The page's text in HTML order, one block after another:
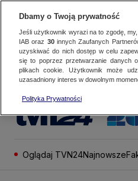
Oglądaj TVN24Najnowsze
Dbamy o Twoją prywatność
Jeśli użytkownik wyrazi na to zgodę,
IAB oraz 30innych Zaufanych
uzyskiwać do nich dostęp w celu
się to poprzez przetwarzanie danych
plikach cookie. Użytkownik może
uzasadniony interes w dowolnym
Polityka Prywatności